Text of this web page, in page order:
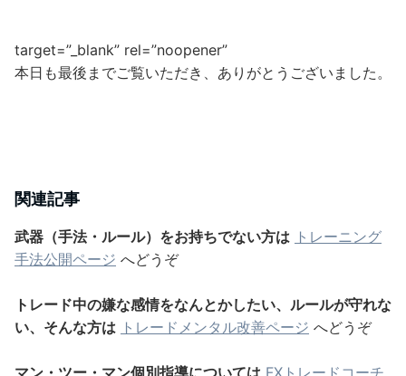
target=”_blank” rel=”noopener”
本日も最後までご覧いただき、ありがとうございました。
関連記事
武器（手法・ルール）をお持ちでない方は トレーニング
手法公開ページ へどうぞ
トレード中の嫌な感情をなんとかしたい、ルールが守れな
い、そんな方は トレードメンタル改善ページ へどうぞ